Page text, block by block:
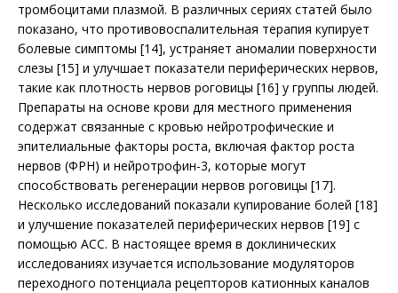
тромбоцитами плазмой. В различных сериях статей было
показано, что противовоспалительная терапия купирует
болевые симптомы [14], устраняет аномалии поверхности
слезы [15] и улучшает показатели периферических нервов,
такие как плотность нервов роговицы [16] у группы людей.
Препараты на основе крови для местного применения
содержат связанные с кровью нейротрофические и
эпителиальные факторы роста, включая фактор роста
нервов (ФРН) и нейротрофин-3, которые могут
способствовать регенерации нервов роговицы [17].
Несколько исследований показали купирование болей [18]
и улучшение показателей периферических нервов [19] с
помощью АСС. В настоящее время в доклинических
исследованиях изучается использование модуляторов
переходного потенциала рецепторов катионных каналов